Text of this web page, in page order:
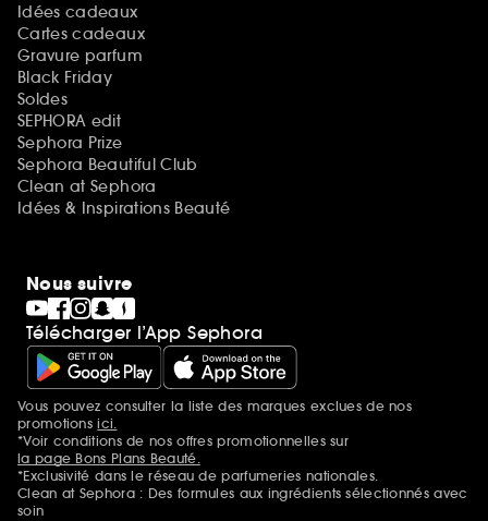
Idées cadeaux
Cartes cadeaux
Gravure parfum
Black Friday
Soldes
SEPHORA edit
Sephora Prize
Sephora Beautiful Club
Clean at Sephora
Idées & Inspirations Beauté
Nous suivre
Télécharger l’App Sephora
Mentions additionnelles
Vous pouvez consulter la liste des marques exclues de nos
promotionsici.
*Voir conditions de nos offres promotionnelles sur
la page Bons Plans Beauté.
*Exclusivité dans le réseau de parfumeries nationales.
Clean at Sephora : Des formules aux ingrédients sélectionnés avec
soin